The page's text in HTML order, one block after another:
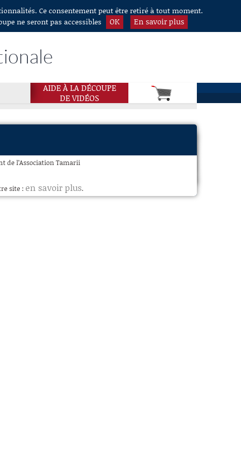
Ce consentement peut être retiré à tout moment.
ne seront pas accessibles
OK En savoir plus
AIDE À LA DÉCOUPE
DE VIDÉOS
de l’Association Tamarii
site : en savoir plus.